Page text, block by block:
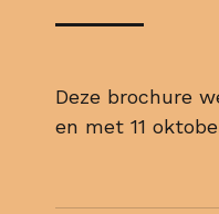
Deze brochure
en met 11